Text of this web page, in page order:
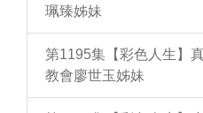
珮臻姊妹
第1195集【彩色人生】
教會廖世玉姊妹